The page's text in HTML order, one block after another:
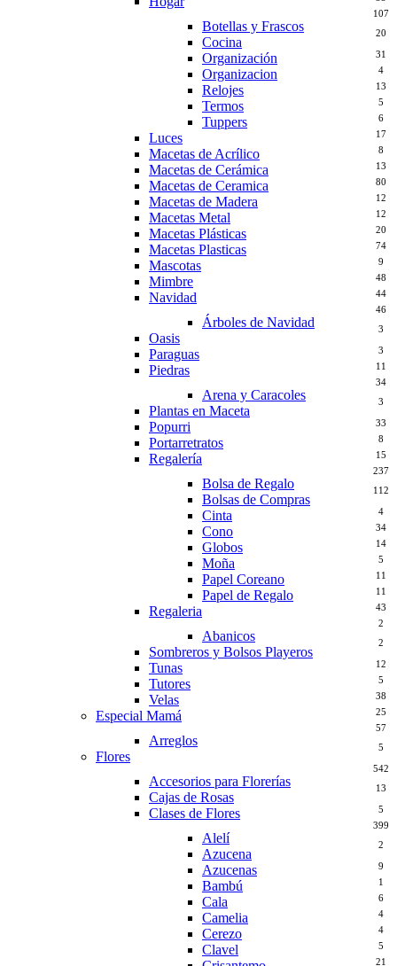
107
Botellas y Frascos 20
Cocina
31
Organización
4
Organizacion
13
Relojes
5
Termos
6
Tuppers
17
Luces
8
Macetas de Acrílico
13
Macetas de Cerámica
80
Macetas de Ceramica
12
Macetas de Madera
12
Macetas Metal
20
Macetas Plásticas
74
Macetas Plasticas
9
Mascotas
48
Mimbre
44
Navidad
46
Árboles de Navidad 3
Oasis
3
Paraguas
11
Piedras
34
Arena y Caracoles 3
Plantas en Maceta
33
Popurri
8
Portarretratos
15
Regalería
237
Bolsa de Regalo 112
Bolsas de Compras
4
Cinta
34
Cono
14
Globos
5
Moña
11
Papel Coreano
11
Papel de Regalo
43
Regaleria
2
Abanicos 2
Sombreros y Bolsos Playeros
12
Tunas
5
Tutores
38
Velas
25
Especial Mamá
57
Arreglos 5
Flores
542
Accesorios para Florerías 13
Cajas de Rosas
5
Clases de Flores
399
Alelí 2
Azucena
9
Azucenas
1
Bambú
6
Cala
4
Camelia
4
Cerezo
5
Clavel
21